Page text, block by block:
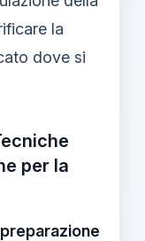
la
dove si
per la
preparazione